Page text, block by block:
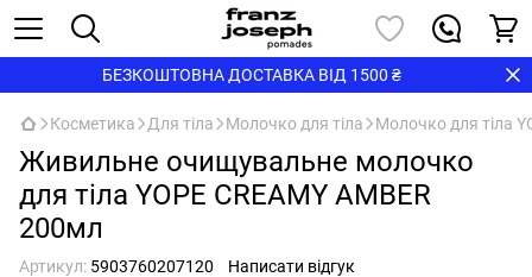
БЕЗКОШТОВНА ДОСТАВКА ВІД 1500 ₴
Косметика Для тіла Молочко для тіла Молочко для тіла
Живильне очищувальне молочко
для тіла YOPE CREAMY AMBER
200мл
Артикул: 5903760207120 Написати відгук